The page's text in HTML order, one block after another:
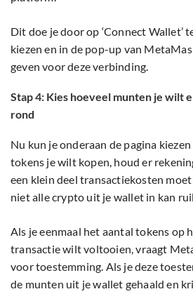
Dit doe je door op ‘Connect Wallet’
kiezen en in de pop-up van
geven voor deze verbinding.
Stap 4: Kies hoeveel munten je wilt
rond
Nu kun je onderaan de pagina
tokens je wilt kopen, houd er
een klein deel transactiekosten
niet alle crypto uit je wallet in kan
Als je eenmaal het aantal tokens op
transactie wilt voltooien, vraagt
voor toestemming. Als je deze
de munten uit je wallet gehaald en